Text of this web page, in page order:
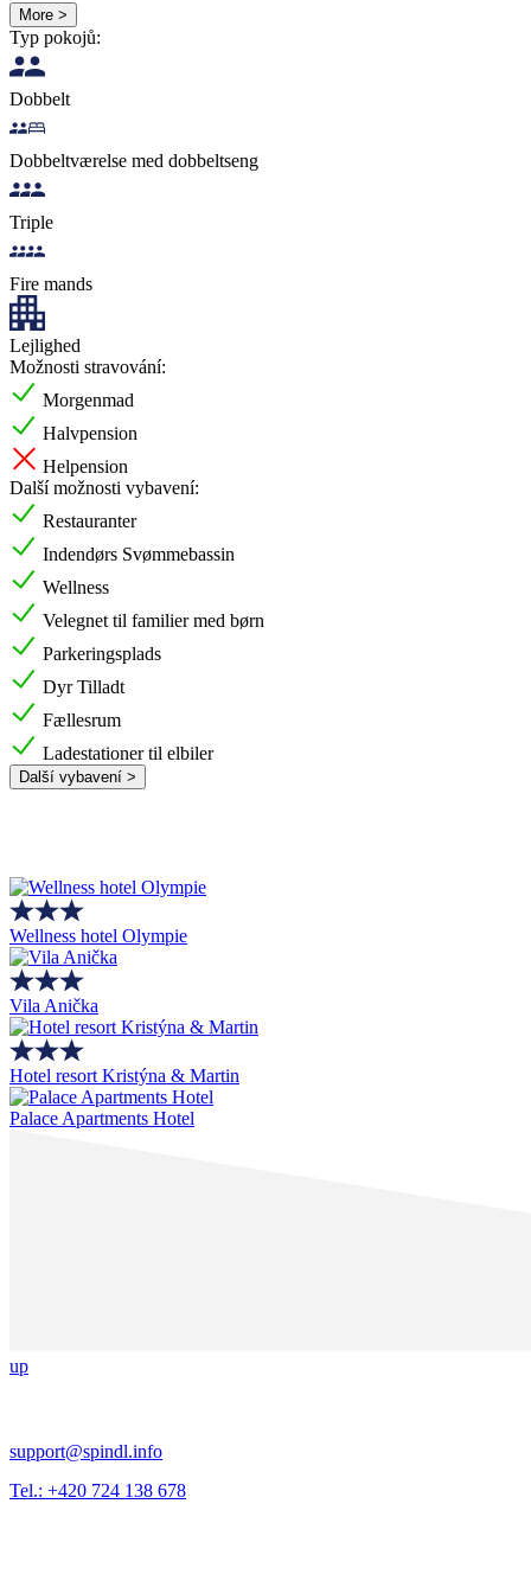
More >
Typ pokojů:
Dobbelt
Dobbeltværelse med dobbeltseng
Triple
Fire mands
Lejlighed
Možnosti stravování:
Morgenmad
Halvpension
Helpension
Další možnosti vybavení:
Restauranter
Indendørs Svømmebassin
Wellness
Velegnet til familier med børn
Parkeringsplads
Dyr Tilladt
Fællesrum
Ladestationer til elbiler
Další vybavení >
Wellness hotel Olympie
Vila Anička
Hotel resort Kristýna & Martin
Palace Apartments Hotel
up
support@spindl.info
Tel.: +420 724 138 678